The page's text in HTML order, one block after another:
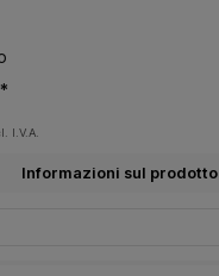
I.V.A.
Informazioni sul prodotto